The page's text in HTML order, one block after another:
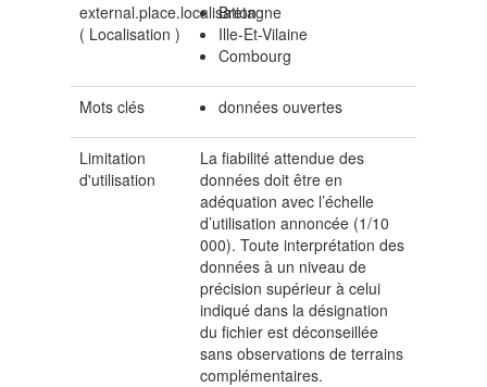
external.place.localisation
( Localisation )
Bretagne
Ille-Et-Vilaine
Combourg
Mots clés données ouvertes
Limitation
d'utilisation
La fiabilité attendue des
données doit être en
adéquation avec l’échelle
d’utilisation annoncée (1/10
000). Toute interprétation des
données à un niveau de
précision supérieur à celui
indiqué dans la désignation
du fichier est déconseillée
sans observations de terrains
complémentaires.